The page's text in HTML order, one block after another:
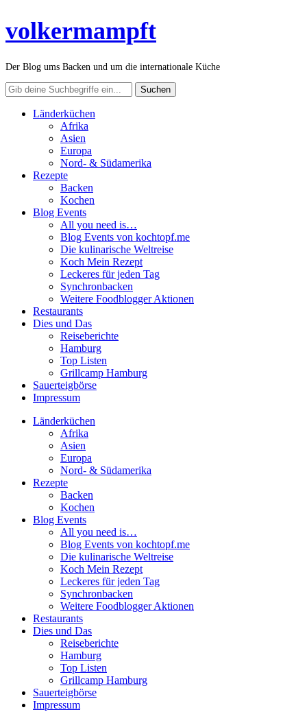
volkermampft
Der Blog ums Backen und um die internationale Küche
Länderküchen
Afrika
Asien
Europa
Nord- & Südamerika
Rezepte
Backen
Kochen
Blog Events
All you need is…
Blog Events von kochtopf.me
Die kulinarische Weltreise
Koch Mein Rezept
Leckeres für jeden Tag
Synchronbacken
Weitere Foodblogger Aktionen
Restaurants
Dies und Das
Reiseberichte
Hamburg
Top Listen
Grillcamp Hamburg
Sauerteigbörse
Impressum
Länderküchen
Afrika
Asien
Europa
Nord- & Südamerika
Rezepte
Backen
Kochen
Blog Events
All you need is…
Blog Events von kochtopf.me
Die kulinarische Weltreise
Koch Mein Rezept
Leckeres für jeden Tag
Synchronbacken
Weitere Foodblogger Aktionen
Restaurants
Dies und Das
Reiseberichte
Hamburg
Top Listen
Grillcamp Hamburg
Sauerteigbörse
Impressum